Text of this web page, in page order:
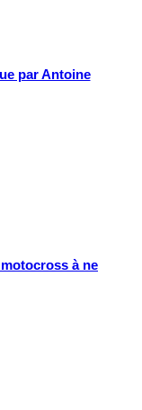
par Antoine
à ne